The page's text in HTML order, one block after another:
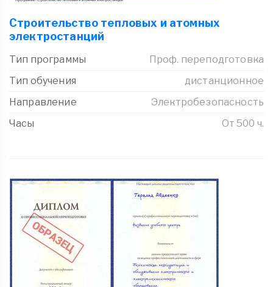
Строительство тепловых и атомных
электростанций
Тип программы
Проф. переподготовка
Тип обучения
дистанционное
Направление
Электробезопасность
Часы
От 500 ч.